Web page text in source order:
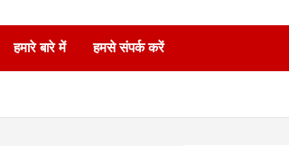
हमारे बारे में हमसे संपर्क करें